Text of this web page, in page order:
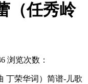
（任秀岭
浏览次数：
丁荣华词）简谱-儿歌